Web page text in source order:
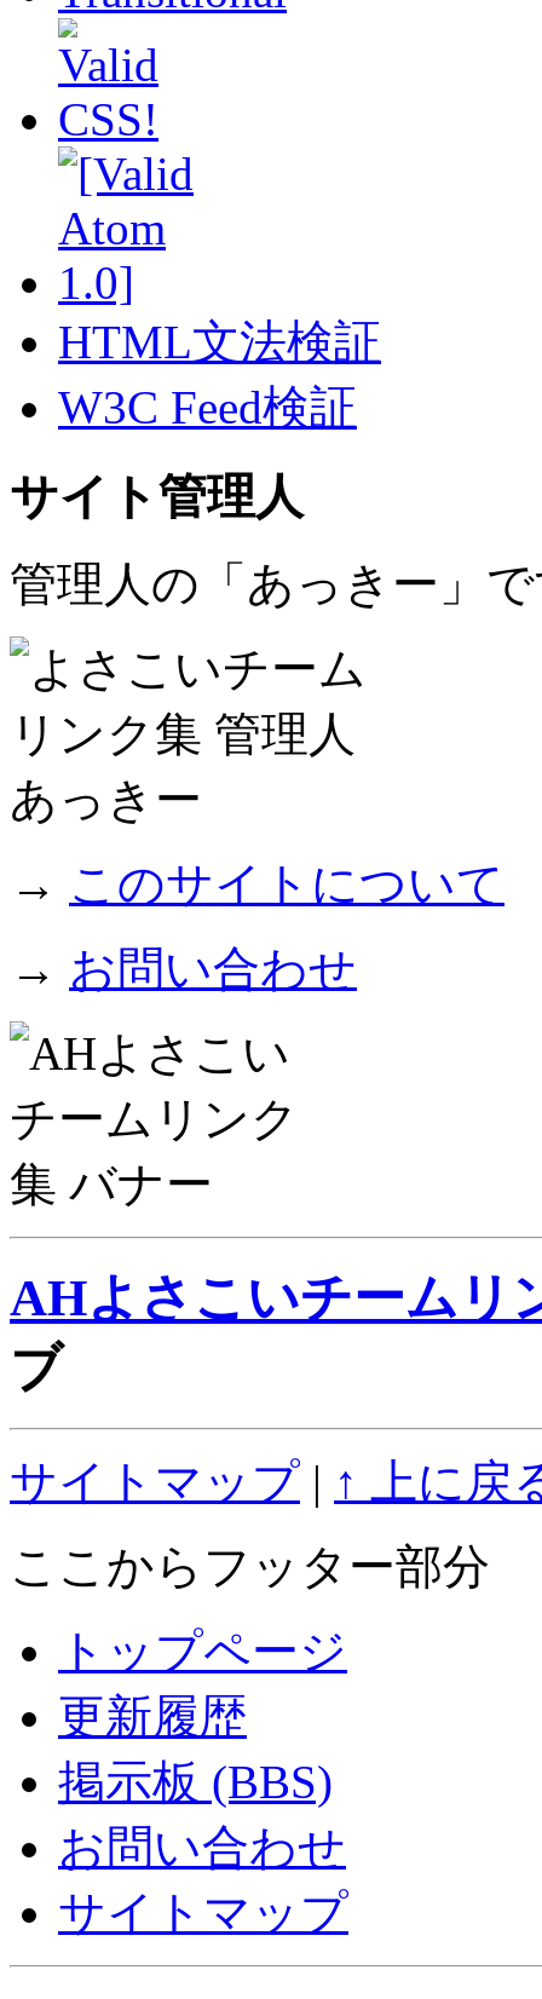
HTML文法検証
W3C Feed検証
サイト管理人
管理人の「あっきー」
→ このサイトについて
→ お問い合わせ
AHよさこいチームリ
ブ
サイトマップ | ↑ 上に戻
ここからフッター部分
トップページ
更新履歴
掲示板 (BBS)
お問い合わせ
サイトマップ